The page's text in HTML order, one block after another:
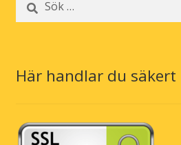
efter:
Här handlar du säkert